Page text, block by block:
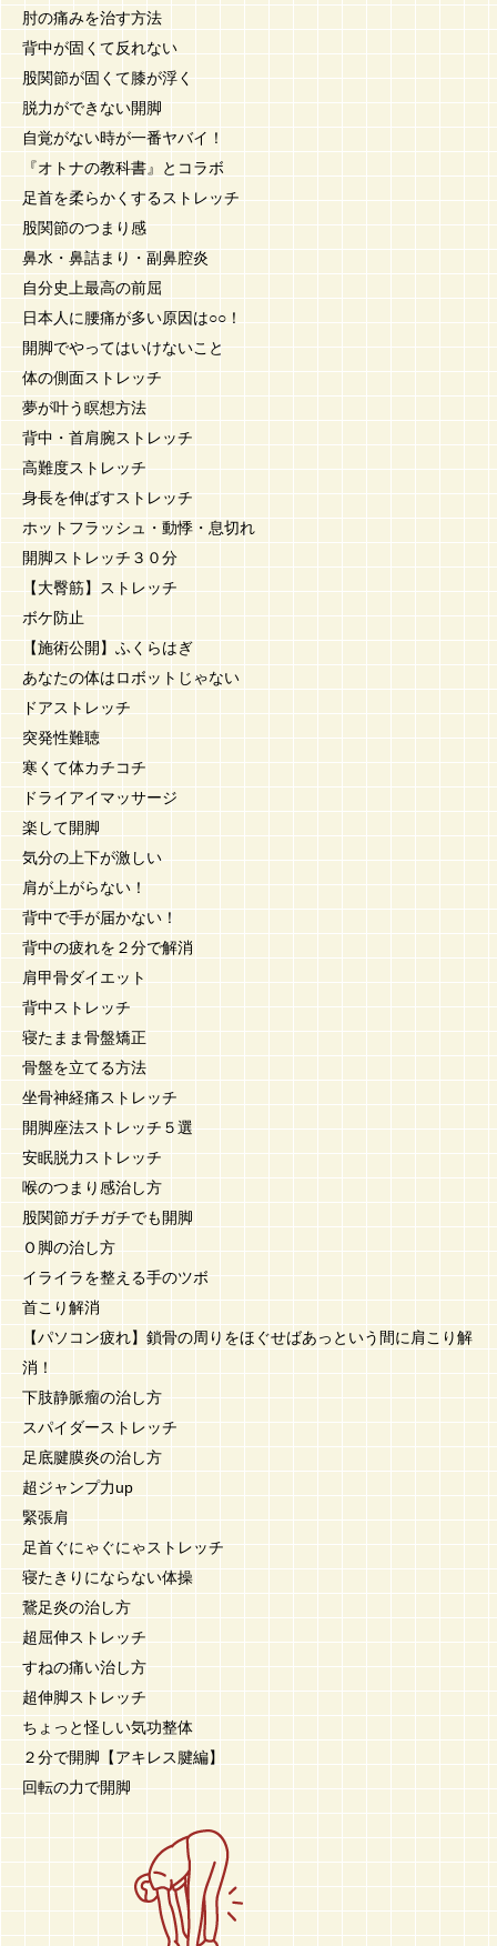
肘の痛みを治す方法
背中が固くて反れない
股関節が固くて膝が浮く
脱力ができない開脚
自覚がない時が一番ヤバイ！
『オトナの教科書』とコラボ
足首を柔らかくするストレッチ
股関節のつまり感
鼻水・鼻詰まり・副鼻腔炎
自分史上最高の前屈
日本人に腰痛が多い原因は○○！
開脚でやってはいけないこと
体の側面ストレッチ
夢が叶う瞑想方法
背中・首肩腕ストレッチ
高難度ストレッチ
身長を伸ばすストレッチ
ホットフラッシュ・動悸・息切れ
開脚ストレッチ３０分
【大臀筋】ストレッチ
ボケ防止
【施術公開】ふくらはぎ
あなたの体はロボットじゃない
ドアストレッチ
突発性難聴
寒くて体カチコチ
ドライアイマッサージ
楽して開脚
気分の上下が激しい
肩が上がらない！
背中で手が届かない！
背中の疲れを２分で解消
肩甲骨ダイエット
背中ストレッチ
寝たまま骨盤矯正
骨盤を立てる方法
坐骨神経痛ストレッチ
開脚座法ストレッチ５選
安眠脱力ストレッチ
喉のつまり感治し方
股関節ガチガチでも開脚
Ｏ脚の治し方
イライラを整える手のツボ
首こり解消
【パソコン疲れ】鎖骨の周りをほぐせばあっという間に肩こり解
消！
下肢静脈瘤の治し方
スパイダーストレッチ
足底腱膜炎の治し方
超ジャンプ力up
緊張肩
足首ぐにゃぐにゃストレッチ
寝たきりにならない体操
鵞足炎の治し方
超屈伸ストレッチ
すねの痛い治し方
超伸脚ストレッチ
ちょっと怪しい気功整体
２分で開脚【アキレス腱編】
回転の力で開脚